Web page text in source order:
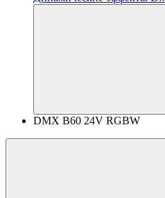
DMX B60 24V RGBW